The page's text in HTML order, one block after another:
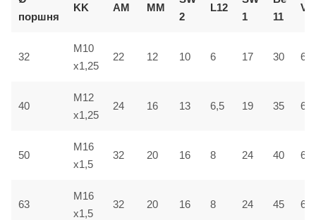
поршня
KK AM ММ
2
L12
1
11
VD
32
M10
x1,25
22 12 10 6 17 30 6
40
M12
x1,25
24 16 13 6,5 19 35 6,5
50
M16
x1,5
32 20 16 8 24 40 6,5
63
M16
x1,5
32 20 16 8 24 45 6,5